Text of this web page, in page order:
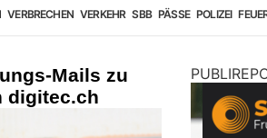
VERBRECHEN VERKEHR SBB PÄSSE POLIZEI
Mails zu
digitec.ch